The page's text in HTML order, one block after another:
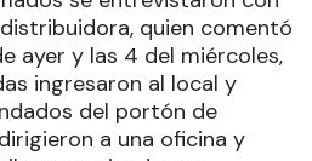
quien comentó
ayer y las 4 del miércoles,
ingresaron al local y
del portón de
a una oficina y